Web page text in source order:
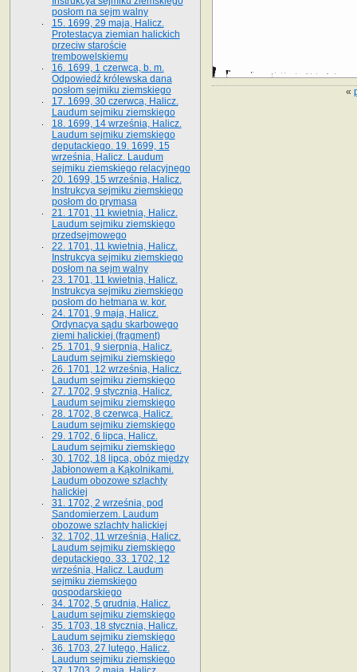
«
posłom na sejm walny
15. 1699, 29 maja, Halicz.
Protestacya ziemian halickich
przeciw staroście
trembowelskiemu
16. 1699, 1 czerwca, b. m.
Odpowiedź królewska dana
posłom sejmiku ziemskiego
17. 1699, 30 czerwca, Halicz.
Laudum sejmiku ziemskiego
18. 1699, 14 września, Halicz.
Laudum sejmiku ziemskiego
deputackiego. 19. 1699, 15
września, Halicz. Laudum
sejmiku ziemskiego relacyjnego
20. 1699, 15 września, Halicz.
Instrukcya sejmiku ziemskiego
posłom do prymasa
21. 1701, 11 kwietnia, Halicz.
Laudum sejmiku ziemskiego
przedsejmowego
22. 1701, 11 kwietnia, Halicz.
Instrukcya sejmiku ziemskiego
posłom na sejm walny
23. 1701, 11 kwietnia, Halicz.
Instrukcya sejmiku ziemskiego
posłom do hetmana w. kor.
24. 1701, 9 maja, Halicz.
Ordynacya sądu skarbowego
ziemi halickiej (fragment)
25. 1701, 9 sierpnia, Halicz.
Laudum sejmiku ziemskiego
26. 1701, 12 września, Halicz.
Laudum sejmiku ziemskiego
27. 1702, 9 stycznia, Halicz.
Laudum sejmiku ziemskiego
28. 1702, 8 czerwca, Halicz.
Laudum sejmiku ziemskiego
29. 1702, 6 lipca, Halicz.
Laudum sejmiku ziemskiego
30. 1702, 18 lipca, obóz między
Jabłonowem a Kąkolnikami.
Laudum obozowe szlachty
halickiej
31. 1702, 2 września, pod
Sandomierzem. Laudum
obozowe szlachty halickiej
32. 1702, 11 września, Halicz.
Laudum sejmiku ziemskiego
deputackiego. 33. 1702, 12
września, Halicz. Laudum
sejmiku ziemskiego
gospodarskiego
34. 1702, 5 grudnia, Halicz.
Laudum sejmiku ziemskiego
35. 1703, 18 stycznia, Halicz.
Laudum sejmiku ziemskiego
36. 1703, 27 lutego, Halicz.
Laudum sejmiku ziemskiego